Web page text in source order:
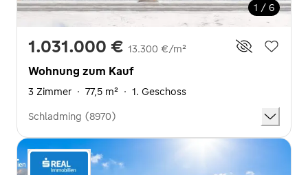
1 / 6
1.031.000 € 13.300 €/m²
Wohnung zum Kauf
3 Zimmer · 77,5 m² · 1. Geschoss
Schladming (8970)